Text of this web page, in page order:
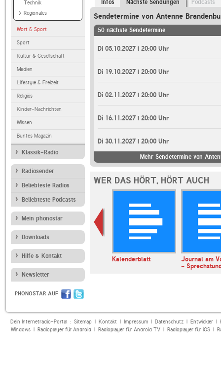
Technik
Regionales
Wort & Sport
Sport
Kultur & Gesellschaft
Medien
Lifestyle & Freizeit
Religiös
Kinder-Nachrichten
Wissen
Buntes Magazin
Klassik-Radio
Radiosender
Beliebteste Radios
Beliebteste Podcasts
Mein phonostar
Downloads
Hilfe & Kontakt
Newsletter
PHONOSTAR AUF
Infos Nächste Sendungen Podcasts
Sendetermine von Antenne
50 nächste Sendetermine
Di 05.10.2027 | 20:00 Uhr
Di 19.10.2027 | 20:00 Uhr
Di 02.11.2027 | 20:00 Uhr
Di 16.11.2027 | 20:00 Uhr
Di 30.11.2027 | 20:00 Uhr
Mehr Sendetermine von
WER DAS HÖRT, HÖRT AUCH
ARD Radiofestival:
Jazz
Kalenderblatt
Journal am
-
Dein Internetradio-Portal : Sitemap| Kontakt| Impressum| Datenschutz| Entwickler|
Windows| Radioplayer für Android| Radioplayer für Android TV| Radioplayer für iOS|